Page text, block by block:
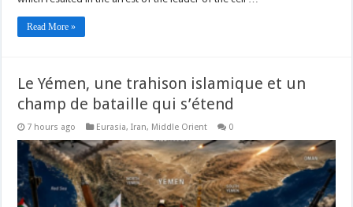
Read More »
Le Yémen, une trahison islamique et un
champ de bataille qui s’étend
7 hours ago Eurasia,Iran, Middle Orient 0